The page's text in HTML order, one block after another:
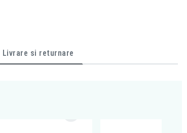
Livrare si returnare